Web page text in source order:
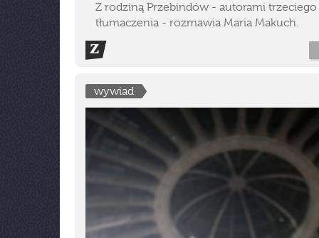
Z rodziną Przebindów - autorami trzeciego
tłumaczenia - rozmawia Maria Makuch.
wywiad